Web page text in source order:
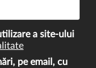
a site-ului
pe email, cu